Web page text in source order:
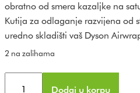
obratno od smera kazaljke na
Kutija za odlaganje razvijena od
uredno skladišti vaš Dyson
2 na zalihama
Dodaj u korpu